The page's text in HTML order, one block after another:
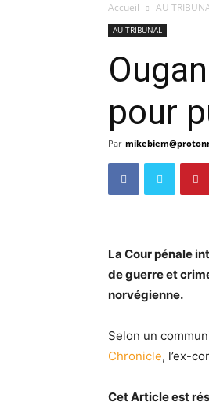
Accueil AU
AU TRIBUNAL
pour
Par
La Cour pénale
de guerre et
norvégienne.
Selon un
Chronicle, l’ex-
Cet Article est